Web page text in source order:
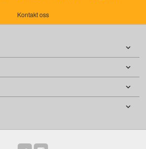
Kontakt oss